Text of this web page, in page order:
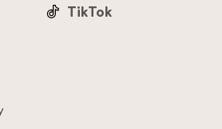
TikTok